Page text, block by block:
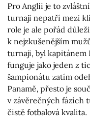
Pro Anglii je to
turnaji nepatří mezi
role je ale pořád
k nejzkušenějším
turnaji, byl kapitánem
funguje jako jeden z
šampionátu zatím
Panamě, přesto je
v závěrečných fázích
čistě fotbalová kvalita.